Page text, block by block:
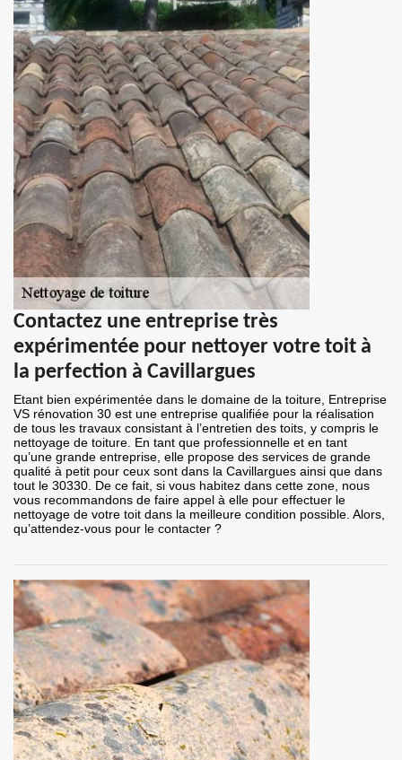
Contactez une entreprise très
expérimentée pour nettoyer votre toit à
la perfection à Cavillargues
Etant bien expérimentée dans le domaine de la toiture, Entreprise
VS rénovation 30 est une entreprise qualifiée pour la réalisation
de tous les travaux consistant à l’entretien des toits, y compris le
nettoyage de toiture. En tant que professionnelle et en tant
qu’une grande entreprise, elle propose des services de grande
qualité à petit pour ceux sont dans la Cavillargues ainsi que dans
tout le 30330. De ce fait, si vous habitez dans cette zone, nous
vous recommandons de faire appel à elle pour effectuer le
nettoyage de votre toit dans la meilleure condition possible. Alors,
qu’attendez-vous pour le contacter ?